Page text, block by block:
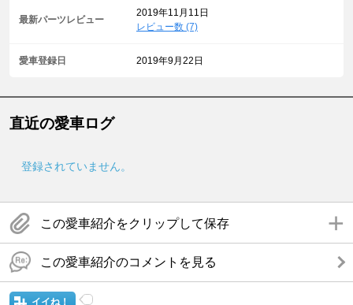
最新パーツレビュー
2019年11月11日
レビュー数 (7)
愛車登録日 2019年9月22日
直近の愛車ログ
登録されていません。
この愛車紹介をクリップして保存
この愛車紹介のコメントを見る
イイね！